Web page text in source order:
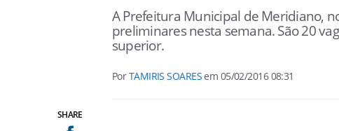
SHARE
A Prefeitura Municipal de Meridiano,
preliminares nesta semana. São 20
superior.
PorTAMIRIS SOARESem 05/02/2016 08:31